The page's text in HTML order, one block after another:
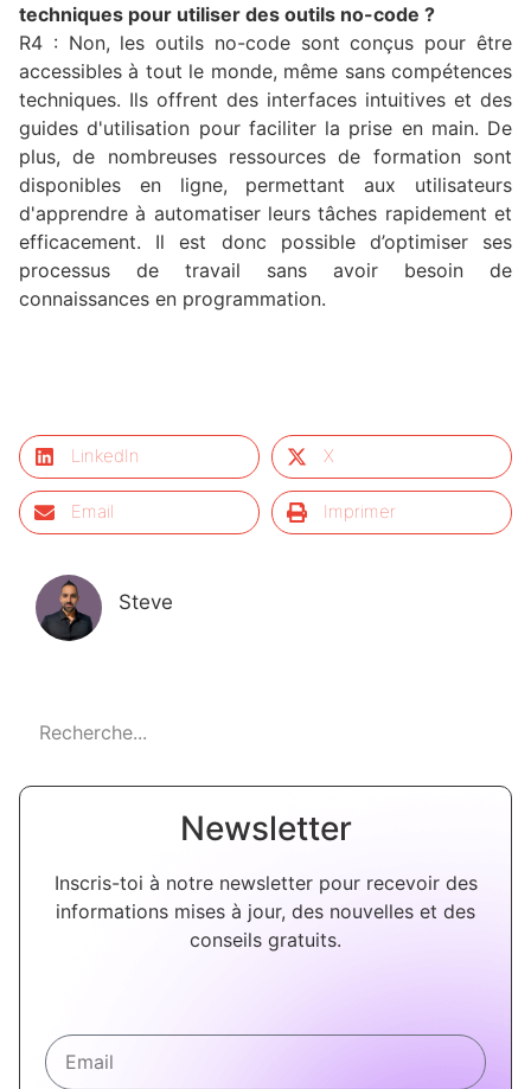
techniques pour utiliser des outils no-code ?
R4 : Non, les outils no-code sont conçus pour être
accessibles à tout le monde, même sans compétences
techniques. Ils offrent des interfaces intuitives et des
guides d'utilisation pour faciliter la prise en main. De
plus, de nombreuses ressources de formation sont
disponibles en ligne, permettant aux utilisateurs
d'apprendre à automatiser leurs tâches rapidement et
efficacement. Il est donc possible d’optimiser ses
processus de travail sans avoir besoin de
connaissances en programmation.
LinkedIn X
Email Imprimer
Steve
Newsletter
Inscris-toi à notre newsletter pour recevoir des
informations mises à jour, des nouvelles et des
conseils gratuits.